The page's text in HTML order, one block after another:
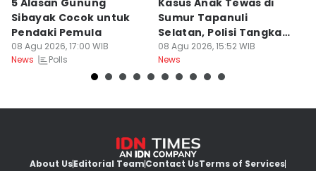
5 Alasan Gunung
Sibayak Cocok untuk
Pendaki Pemula
08 Agu 2026, 17:00 WIB
News
Polls
Kasus Anak Tewas di
Sumur Tapanuli
Selatan, Polisi Tangkap
MH
08 Agu 2026, 15:52 WIB
News
About UsEditorial TeamContact UsTerms of Services